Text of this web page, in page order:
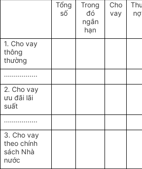
Tổng
số
Trong
đó
ngắn
hạn
Cho
vay
Thu
nợ
1. Cho vay
thông
thường
.................
2. Cho vay
ưu đãi lãi
suất
.................
3. Cho vay
theo chính
sách Nhà
nước